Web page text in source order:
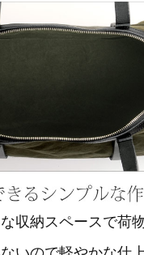
収納スペースで荷